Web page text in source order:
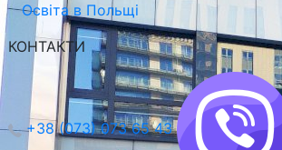
Освіта в Польщі
КОНТАКТИ
+38 (073) 073 65 43